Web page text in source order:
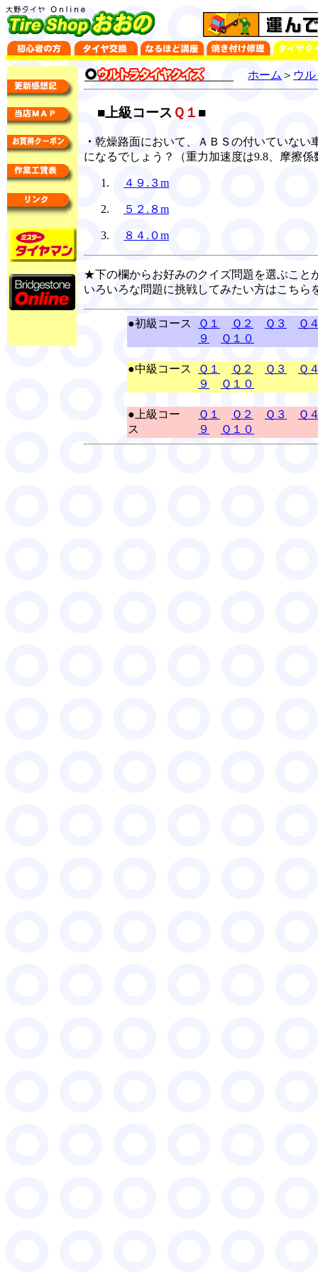
ホーム ＞ ウ
■上級コース Ｑ１ ■
・ 乾燥路面において、ＡＢＳの付いていない
になるでしょう？（重力加速度は9.8、摩擦係
４９.３m
５２.８m
８４.０m
★下の欄からお好みのクイズ問題を選ぶこと
いろいろな問題に挑戦してみたい方はこちら
●初級コース Ｑ１ Ｑ２ Ｑ３
Ｑ
９
Ｑ１０
●中級コース Ｑ１ Ｑ２ Ｑ３
Ｑ
９
Ｑ１０
●上級コー
ス
Ｑ１ Ｑ２ Ｑ３
Ｑ
９
Ｑ１０